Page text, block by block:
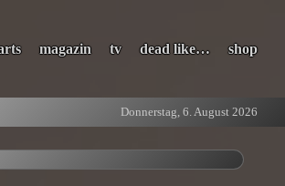
magazin tv dead like… shop
Donnerstag, 6. August 2026